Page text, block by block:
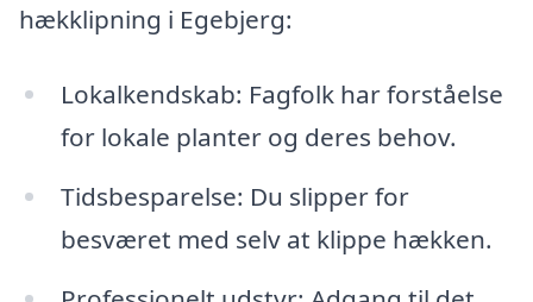
hækklipning i Egebjerg:
Lokalkendskab: Fagfolk har forståelse
for lokale planter og deres behov.
Tidsbesparelse: Du slipper for
besværet med selv at klippe hækken.